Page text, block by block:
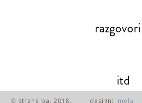
razgovori
itd
© strane.ba, 2018. design: mela